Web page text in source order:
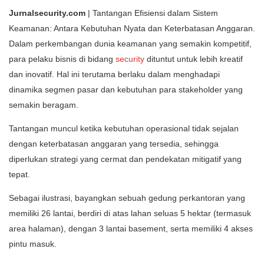
Jurnalsecurity.com | Tantangan Efisiensi dalam Sistem
Keamanan: Antara Kebutuhan Nyata dan Keterbatasan Anggaran.
Dalam perkembangan dunia keamanan yang semakin kompetitif,
para pelaku bisnis di bidang security dituntut untuk lebih kreatif
dan inovatif. Hal ini terutama berlaku dalam menghadapi
dinamika segmen pasar dan kebutuhan para stakeholder yang
semakin beragam.
Tantangan muncul ketika kebutuhan operasional tidak sejalan
dengan keterbatasan anggaran yang tersedia, sehingga
diperlukan strategi yang cermat dan pendekatan mitigatif yang
tepat.
Sebagai ilustrasi, bayangkan sebuah gedung perkantoran yang
memiliki 26 lantai, berdiri di atas lahan seluas 5 hektar (termasuk
area halaman), dengan 3 lantai basement, serta memiliki 4 akses
pintu masuk.